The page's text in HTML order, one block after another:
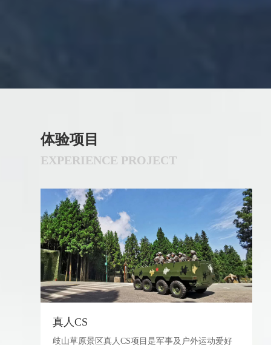
体验项 目
EXPERIENCE PROJECT
真人CS
歧山草原景区真人CS项目是军事及户外运动爱好